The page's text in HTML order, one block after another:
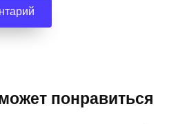
понравиться